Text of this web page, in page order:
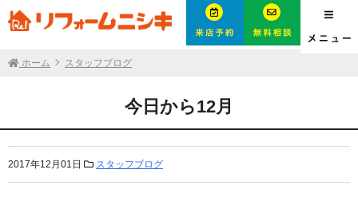
ホーム スタッフブログ
今日から12月
2017年12月01日 スタッフブログ